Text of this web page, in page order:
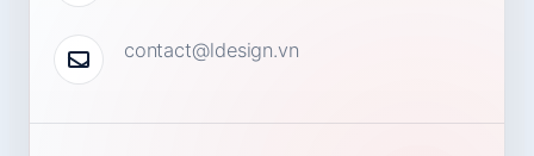
contact@ldesign.vn